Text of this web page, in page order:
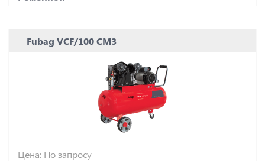
Fubag VCF/100 CM3
Цена: По запросу